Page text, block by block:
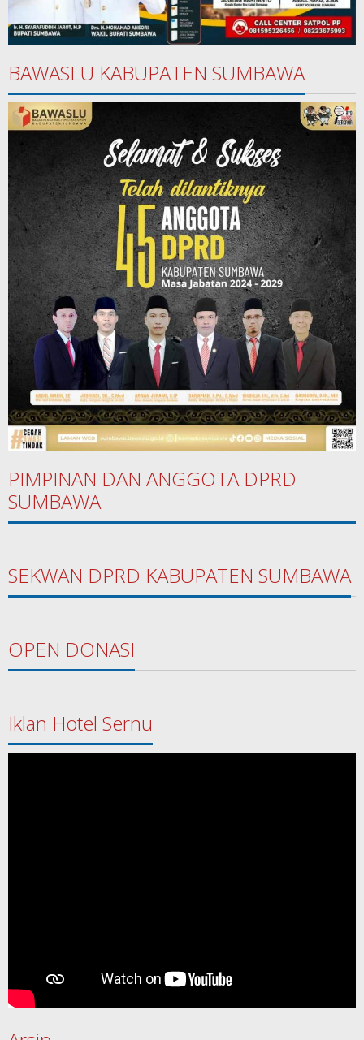
BAWASLU KABUPATEN SUMBAWA
PIMPINAN DAN ANGGOTA DPRD
SUMBAWA
SEKWAN DPRD KABUPATEN SUMBAWA
OPEN DONASI
Iklan Hotel Sernu